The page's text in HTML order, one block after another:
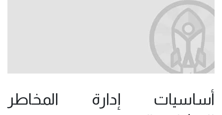
أساسيات إدارة المخاطر